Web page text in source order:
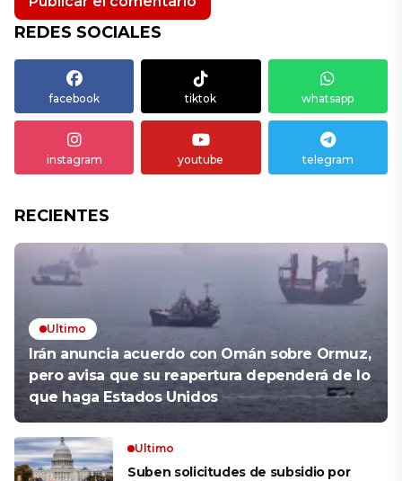
REDES SOCIALES
facebook tiktok whatsapp
instagram youtube telegram
RECIENTES
Ultimo
Irán anuncia acuerdo con Omán sobre Ormuz,
pero avisa que su reapertura dependerá de lo
que haga Estados Unidos
Ultimo
Suben solicitudes de subsidio por